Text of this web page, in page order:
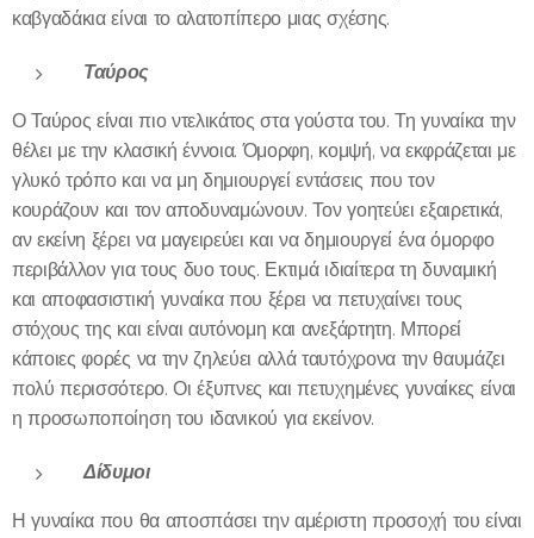
καβγαδάκια είναι το αλατοπίπερο μιας σχέσης.
Ταύρος
Ο Ταύρος είναι πιο ντελικάτος στα γούστα του. Τη γυναίκα την
θέλει με την κλασική έννοια. Όμορφη, κομψή, να εκφράζεται με
γλυκό τρόπο και να μη δημιουργεί εντάσεις που τον
κουράζουν και τον αποδυναμώνουν. Τον γοητεύει εξαιρετικά,
αν εκείνη ξέρει να μαγειρεύει και να δημιουργεί ένα όμορφο
περιβάλλον για τους δυο τους. Εκτιμά ιδιαίτερα τη δυναμική
και αποφασιστική γυναίκα που ξέρει να πετυχαίνει τους
στόχους της και είναι αυτόνομη και ανεξάρτητη. Μπορεί
κάποιες φορές να την ζηλεύει αλλά ταυτόχρονα την θαυμάζει
πολύ περισσότερο. Οι έξυπνες και πετυχημένες γυναίκες είναι
η προσωποποίηση του ιδανικού για εκείνον.
Δίδυμοι
Η γυναίκα που θα αποσπάσει την αμέριστη προσοχή του είναι